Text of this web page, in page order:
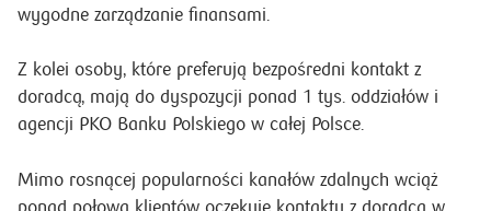
wygodne zarządzanie finansami.
Z kolei osoby, które preferują bezpośredni kontakt z
doradcą, mają do dyspozycji ponad 1 tys. oddziałów i
agencji PKO Banku Polskiego w całej Polsce.
Mimo rosnącej popularności kanałów zdalnych wciąż